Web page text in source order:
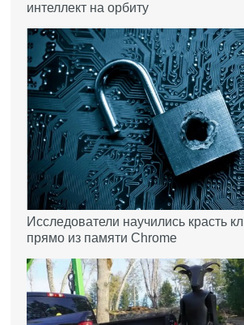
интеллект на орбиту
Исследователи научились красть
прямо из памяти Chrome